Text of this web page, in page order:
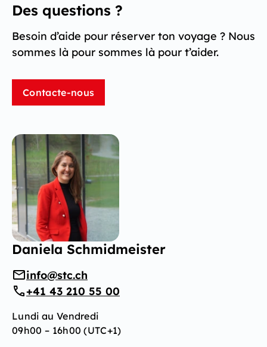
Des questions ?
Besoin d’aide pour réserver ton voyage ? Nous
sommes là pour sommes là pour t’aider.
Contacte-nous
Daniela Schmidmeister
info@stc.ch
+41 43 210 55 00
Lundi au Vendredi
09h00 – 16h00 (UTC+1)